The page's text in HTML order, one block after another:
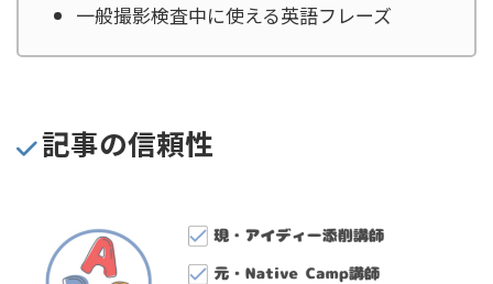
一般撮影検査中に使える英語フレーズ
記事の信頼性